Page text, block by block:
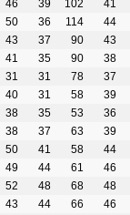
46 39 102
41
50 36 114
44
43 37 90
43
41 35 90
38
31 31 78
37
40 31 58
39
38 35 53
36
38 37 63
39
50 41 58
44
49 44 61
46
52 48 68
48
43 44 66
46